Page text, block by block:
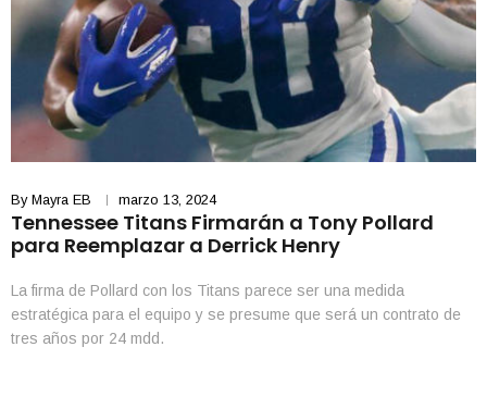
By Mayra EB marzo 13, 2024
Tennessee Titans Firmarán a Tony Pollard
para Reemplazar a Derrick Henry
La firma de Pollard con los Titans parece ser una medida
estratégica para el equipo y se presume que será un contrato de
tres años por 24 mdd.